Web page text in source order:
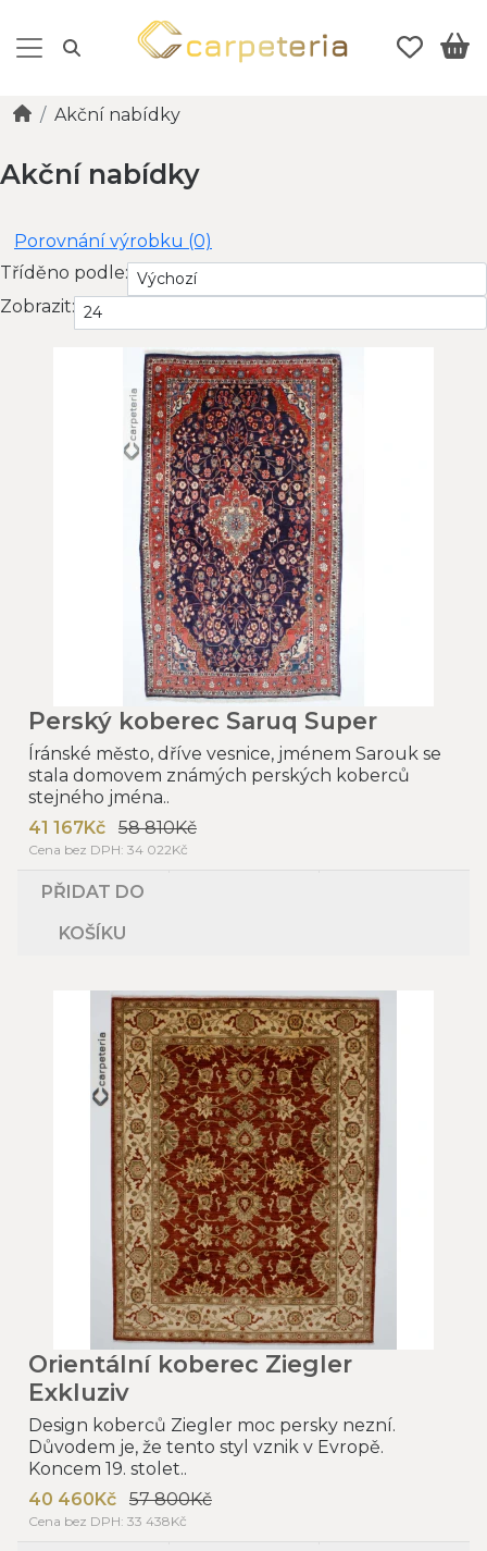
Akční nabídky
Akční nabídky
Porovnání výrobku (0)
Tříděno podle:
Zobrazit:
Perský koberec Saruq Super
Íránské město, dříve vesnice, jménem Sarouk se
stala domovem známých perských koberců
stejného jména..
41 167Kč
58 810Kč
Cena bez DPH: 34 022Kč
PŘIDAT DO
KOŠÍKU
Orientální koberec Ziegler
Exkluziv
Design koberců Ziegler moc persky nezní.
Důvodem je, že tento styl vznik v Evropě.
Koncem 19. stolet..
40 460Kč
57 800Kč
Cena bez DPH: 33 438Kč